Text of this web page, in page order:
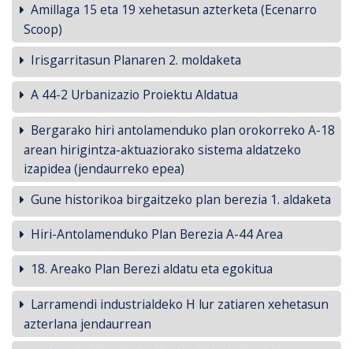
Amillaga 15 eta 19 xehetasun azterketa (Ecenarro
Scoop)
Irisgarritasun Planaren 2. moldaketa
A 44-2 Urbanizazio Proiektu Aldatua
Bergarako hiri antolamenduko plan orokorreko A-18
arean hirigintza-aktuaziorako sistema aldatzeko
izapidea (jendaurreko epea)
Gune historikoa birgaitzeko plan berezia 1. aldaketa
Hiri-Antolamenduko Plan Berezia A-44 Area
18. Areako Plan Berezi aldatu eta egokitua
Larramendi industrialdeko H lur zatiaren xehetasun
azterlana jendaurrean